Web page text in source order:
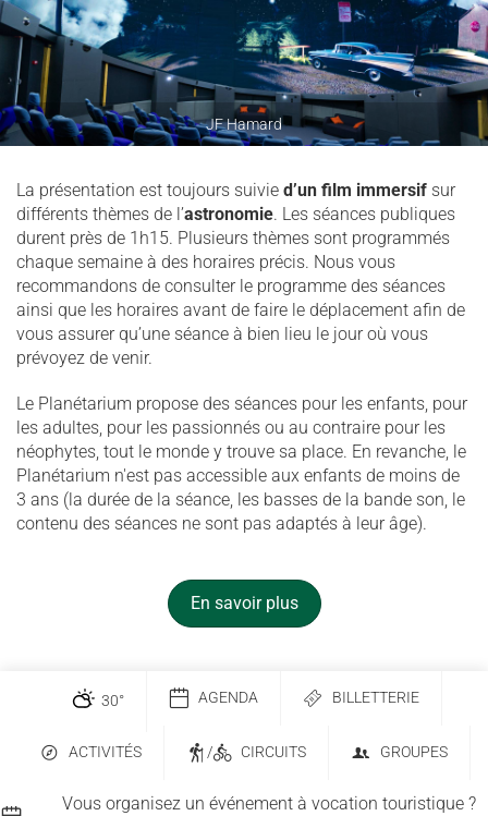
JF Hamard
La présentation est toujours suivie d’un film immersif sur
différents thèmes de l’astronomie. Les séances publiques
durent près de 1h15. Plusieurs thèmes sont programmés
chaque semaine à des horaires précis. Nous vous
recommandons de consulter le programme des séances
ainsi que les horaires avant de faire le déplacement afin de
vous assurer qu’une séance à bien lieu le jour où vous
prévoyez de venir.
Le Planétarium propose des séances pour les enfants, pour
les adultes, pour les passionnés ou au contraire pour les
néophytes, tout le monde y trouve sa place. En revanche, le
Planétarium n'est pas accessible aux enfants de moins de
3 ans (la durée de la séance, les basses de la bande son, le
contenu des séances ne sont pas adaptés à leur âge).
En savoir plus
30° AGENDA BILLETTERIE
ACTIVITÉS / CIRCUITS GROUPES
Vous organisez un événement à vocation touristique ?